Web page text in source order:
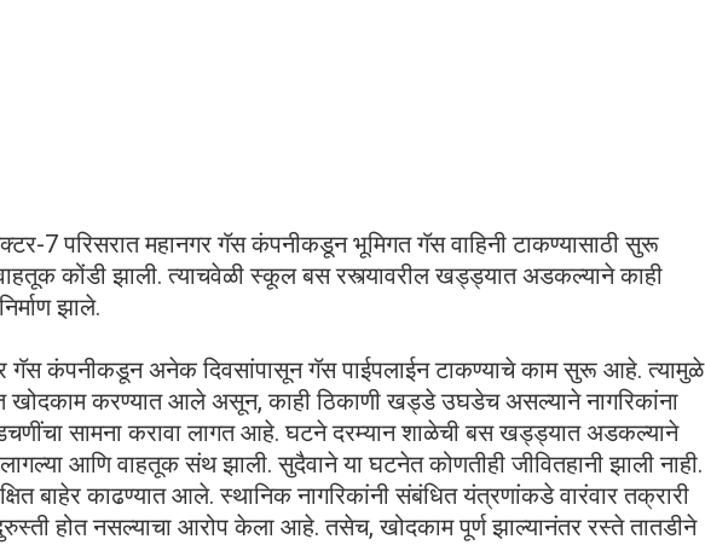
7 परिसरात महानगर गॅस कंपनीकडून भूमिगत गॅस वाहिनी टाकण्यासाठी सुरू
कोंडी झाली. त्याचवेळी स्कूल बस रस्त्यावरील खड्ड्यात अडकल्याने काही
झाले.
गॅस कंपनीकडून अनेक दिवसांपासून गॅस पाईपलाईन टाकण्याचे काम सुरू आहे. त्यामुळे
खोदकाम करण्यात आले असून, काही ठिकाणी खड्डे उघडेच असल्याने नागरिकांना
सामना करावा लागत आहे. घटने दरम्यान शाळेची बस खड्ड्यात अडकल्याने
लागल्या आणि वाहतूक संथ झाली. सुदैवाने या घटनेत कोणतीही जीवितहानी झाली नाही.
बाहेर काढण्यात आले. स्थानिक नागरिकांनी संबंधित यंत्रणांकडे वारंवार तक्रारी
होत नसल्याचा आरोप केला आहे. तसेच, खोदकाम पूर्ण झाल्यानंतर रस्ते तातडीने